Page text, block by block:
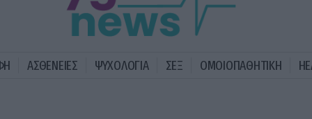
ΑΣΘΕΝΕΙΕΣ ΨΥΧΟΛΟΓΙΑ ΣΕΞ ΟΜΟΙΟΠΑΘΗΤΙΚΗ